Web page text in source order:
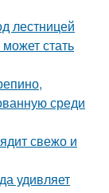
лестницей
стать
среди
свежо и
удивляет